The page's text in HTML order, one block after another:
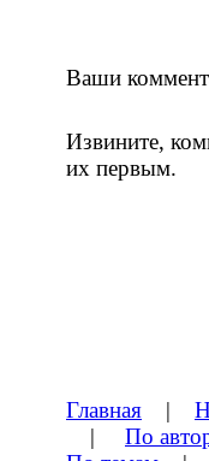
Ваши
Извините,
их первым.
Главная |
| По